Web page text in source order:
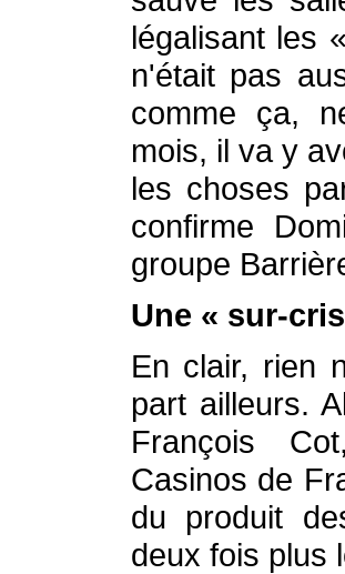
légalisant les
n'était pas
comme ça,
mois, il va y
les choses
confirme
groupe
Une « sur-
En clair, rien
part ailleurs.
François
Casinos de
du produit
deux fois plus